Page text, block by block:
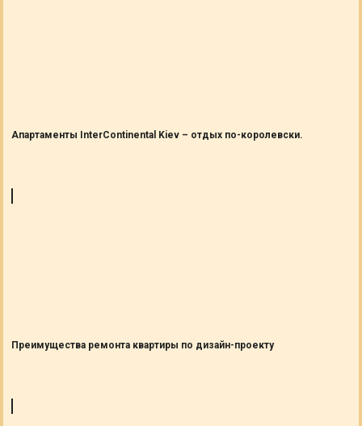
Апартаменты InterContinental Kiev – отдых по-королевски.
Преимущества ремонта квартиры по дизайн-проекту